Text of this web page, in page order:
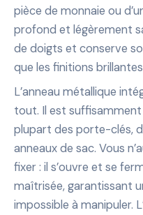
pièce de monnaie ou
profond et légèrement
de doigts et conserve
que les finitions
L’anneau métallique
tout. Il est suffisamment
plupart des porte-clés,
anneaux de sac. Vous
fixer : il s’ouvre et se
maîtrisée, garantissant
impossible à manipuler.